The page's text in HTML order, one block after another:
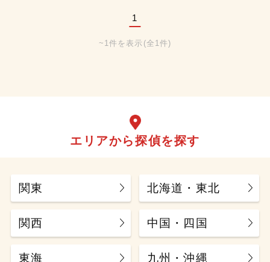
1
~1件を表示(全1件)
エリアから探偵を探す
関東 北海道・東北
関西 中国・四国
東海 九州・沖縄